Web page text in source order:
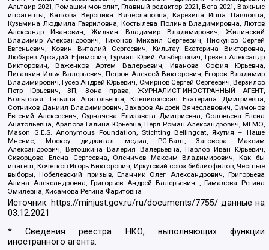
Альтаир 2021, Ромашки монолит, Главный редактор 2021, Вега 2021, Важные
иноагенты, Каткова Вероника Вячеславовна, Карезина Инна Павловна,
Кузьмина Людмила Гавриловна, Костылева Полина Владимировна, Лютов
Александр Иванович, Жилкин Владимир Владимирович, Жилинский
Владимир Александрович, Тихонов Михаил Сергеевич, Пискунов Сергей
Евгеньевич, Ковин Виталий Сергеевич, Кильтау Екатерина Викторовна,
Любарев Аркадий Ефимович, Гурман Юрий Альбертович, Грезев Александр
Викторович, Важенков Артем Валерьевич, Иванова София Юрьевна,
Пигалкин Илья Валерьевич, Петров Алексей Викторович, Егоров Владимир
Владимирович, Гусев Андрей Юрьевич, Смирнов Сергей Сергеевич, Верзилов
Петр Юрьевич, ЗП, Зона права, ЖУРНАЛИСТ-ИНОСТРАННЫЙ АГЕНТ,
Вольтская Татьяна Анатольевна, Клепиковская Екатерина Дмитриевна,
Сотников Даниил Владимирович, Захаров Андрей Вячеславович, Симонов
Евгений Алексеевич, Сурначева Елизавета Дмитриевна, Соловьева Елена
Анатольевна, Арапова Галина Юрьевна, Перл Роман Александрович, МЕМО,
Mason G.E.S. Anonymous Foundation, Stichting Bellingcat, Якутия – Наше
Мнение, Москоу диджитал медиа, РС-Балт, Заговора Максим
Александрович, Ветошкина Валерия Валерьевна, Павлов Иван Юрьевич,
Скворцова Елена Сергеевна, Оленичев Максим Владимирович, Как бы
инагент, Кочетков Игорь Викторович, Иркутский союз библиофилов, Честные
выборы, Нобелевский призыв, Еланчик Олег Александрович, Григорьева
Алина Александровна, Григорьев Андрей Валерьевич , Гималова Регина
Эмилевна, Хисамова Регина Фаритовна
Источник: https://minjust.gov.ru/ru/documents/7755/ данные на
03.12.2021
* Сведения реестра НКО, выполняющих функции
иностранного агента: